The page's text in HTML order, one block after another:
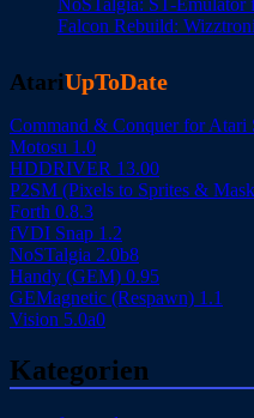
NoSTalgia: ST-Emulator
Falcon Rebuild:
AtariUpToDate
Command & Conquer for Atari
Motosu 1.0
HDDRIVER 13.00
P2SM (Pixels to Sprites &
Forth 0.8.3
fVDI Snap 1.2
NoSTalgia 2.0b8
Handy (GEM) 0.95
GEMagnetic (Respawn) 1.1
Vision 5.0a0
Kategorien